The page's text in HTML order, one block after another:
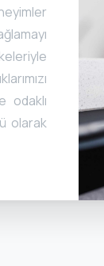
odaklı
olarak